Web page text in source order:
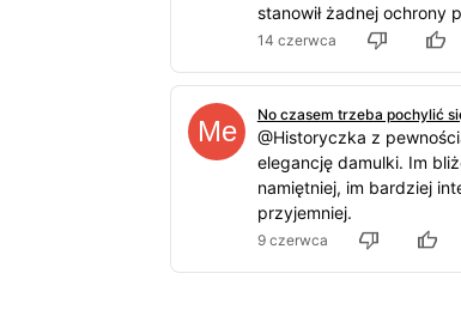
stanowił żadnej ochrony
14 czerwca
No czasem trzeba pochylić
@Historyczka z
elegancję damulki. Im
namiętniej, im bardziej
przyjemniej.
9 czerwca